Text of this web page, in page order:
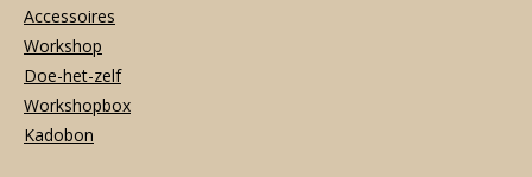
Accessoires
Workshop
Doe-het-zelf
Workshopbox
Kadobon